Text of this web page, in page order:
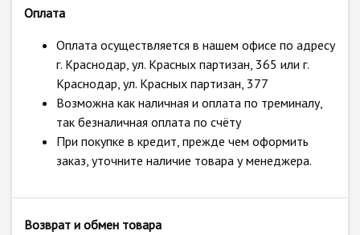
Оплата
Оплата осуществляется в нашем офисе по адресу
г. Краснодар, ул. Красных партизан, 365 или г.
Краснодар, ул. Красных партизан, 377
Возможна как наличная и оплата по треминалу,
так безналичная оплата по счёту
При покупке в кредит, прежде чем оформить
заказ, уточните наличие товара у менеджера.
Возврат и обмен товара